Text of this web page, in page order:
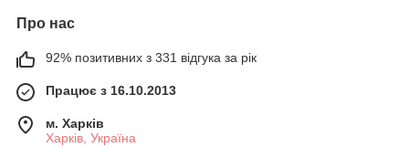
Про нас
92% позитивних з 331 відгука за рік
Працює з 16.10.2013
м. Харків
Харків, Україна